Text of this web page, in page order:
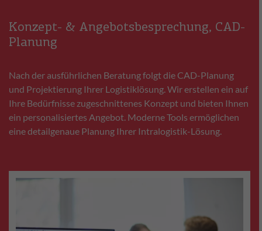
Konzept- & Angebotsbesprechung, CAD-
Planung
Nach der ausführlichen Beratung folgt die CAD-Planung
und Projektierung Ihrer Logistiklösung. Wir erstellen ein auf
Ihre Bedürfnisse zugeschnittenes Konzept und bieten Ihnen
ein personalisiertes Angebot. Moderne Tools ermöglichen
eine detailgenaue Planung Ihrer Intralogistik-Lösung.